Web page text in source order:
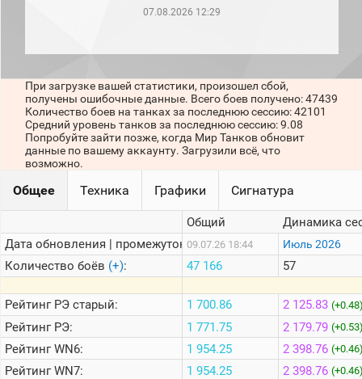
месяц)
игроков
последние
сессии)
1000
стримеров
Информация
Онлайн
Цветовая
шкала
07.08.2026 12:29
При загрузке вашей статистики, произошел сбой,
получены ошибочные данные. Всего боев получено: 47439
Количество боев на танках за последнюю сессию: 42101
Средний уровень танков за последнюю сессию: 9.08
Попробуйте зайти позже, когда Мир Танков обновит
данные по вашему аккаунту. Загрузили всё, что
возможно.
Общее Техника Графики Сигнатура
Дата обновления | промежуток:
Количество боёв (+):
РейтингРЭ старый:
РейтингРЭ:
РейтингWN6:
РейтингWN7:
Общий
09.07.26 18:44
47 166
1 700.86
1 771.75
1 954.25
1 954.25
Динамика
Июль 2026
57
2 125.83
2 179.79
2 398.76
2 398.76